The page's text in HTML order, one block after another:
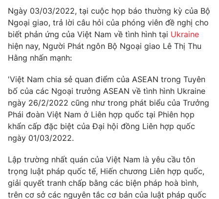
Thế giới đó đây
Câu chuyện quốc tế
Kinh tế
Tài chính
Thị trường
Góc doanh nghiệp
Dữ liệu và đời sống
Truyền hình
Phim VTV
Hậu trường
Nhân vật
Khán giả
Giải sao mai
Giải trí
Điện ảnh
Âm nhạc
Đời sống
Du lịch
Làm đẹp
Chất lượng cuộc sống
Tuyển sinh
Học trực tuyến
Công nghệ
Hitech Công nghệ tương lai
Ngày 03/03/2022, tại cuộc họp báo thường kỳ của Bộ
Ngoại giao, trả lời câu hỏi của phóng viên đề nghị cho
biết phản ứng của Việt Nam về tình hình tại Ukraine
hiện nay, Người Phát ngôn Bộ Ngoại giao Lê Thị Thu
Hằng nhấn mạnh:
'Việt Nam chia sẻ quan điểm của ASEAN trong Tuyên
bố của các Ngoại trưởng ASEAN về tình hình Ukraine
ngày 26/2/2022 cũng như trong phát biểu của Trưởng
Phái đoàn Việt Nam ở Liên hợp quốc tại Phiên họp
khẩn cấp đặc biệt của Đại hội đồng Liên hợp quốc
ngày 01/03/2022.
Lập trường nhất quán của Việt Nam là yêu cầu tôn
trọng luật pháp quốc tế, Hiến chương Liên hợp quốc,
giải quyết tranh chấp bằng các biện pháp hoà bình,
trên cơ sở các nguyên tắc cơ bản của luật pháp quốc